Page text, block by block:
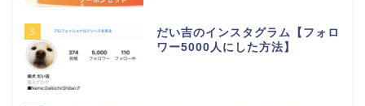
3
だい吉のインスタグラム【フォロ
ワー5000人にした方法】